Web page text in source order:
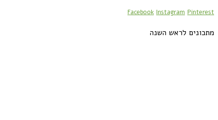
Facebook Instagram Pinterest
מתכונים לראש השנה